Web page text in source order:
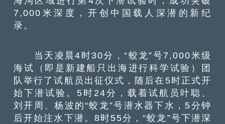
7,000米深度，开创中国载人深潜的新纪
录。
当天凌晨4时30分，“蛟龙”号7,000米级
海试（即是新建船只出海进行科学试验）团
队举行了试航员出征仪式，随后在5时正式开
始下潜试验。5时24分，载着试航员叶聪、
刘开周、杨波的“蛟龙”号潜水器下水，5分钟
后开始注水下潜。8时55分，“蛟龙”号下潜深